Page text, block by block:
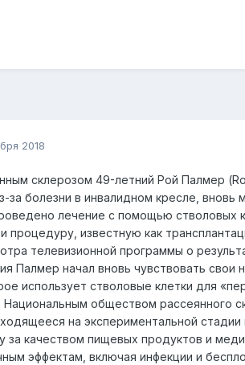
2018
склерозом 49-летний Рой Палмер
за болезни в инвалидном кресле,
лечение с помощью стволовых
процедуру, известную как
телевизионной программы о
Палмер начал вновь чувствовать свои
использует стволовые клетки для
Национальным обществом рассеянного
на экспериментальной
за качеством пищевых продуктов и
эффектам, включая инфекции и